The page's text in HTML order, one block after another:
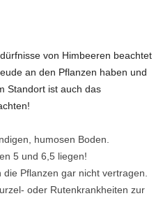
von Himbeeren beachtet
an den Pflanzen haben und
Standort ist auch das
humosen Boden.
5 und 6,5 liegen!
Pflanzen gar nicht vertragen.
oder Rutenkrankheiten zur